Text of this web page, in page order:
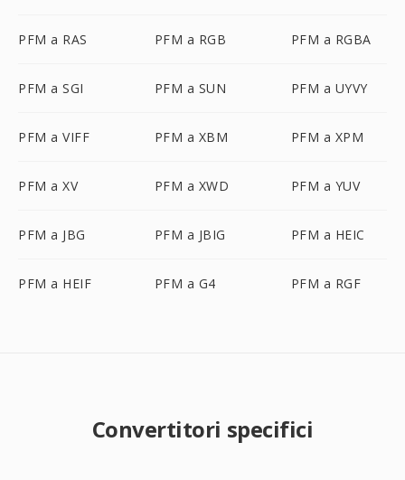
PFM a RAS PFM a RGB PFM a RGBA
PFM a SGI PFM a SUN PFM a UYVY
PFM a VIFF PFM a XBM PFM a XPM
PFM a XV PFM a XWD PFM a YUV
PFM a JBG PFM a JBIG PFM a HEIC
PFM a HEIF PFM a G4 PFM a RGF
Convertitori specifici